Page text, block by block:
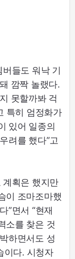
버들도 워낙 기
깜짝 놀랬다.
못할까봐 걱
특히 엄정화가
있어 일종의
려를 했다”고
계획은 했지만
이 조마조마했
”면서 “현재
소를 찾은 것
하면서도 성
이다. 시청자